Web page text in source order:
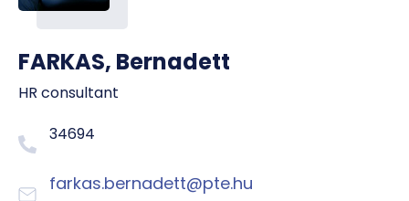
FARKAS, Bernadett
HR consultant
34694
farkas.bernadett@pte.hu